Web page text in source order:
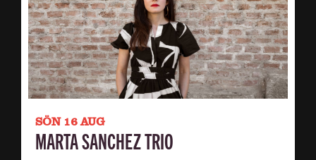
SÖN 16 AUG
MARTA SANCHEZ TRIO